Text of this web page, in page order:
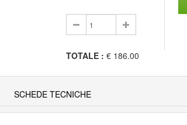
TOTALE : € 186.00
SCHEDE TECNICHE